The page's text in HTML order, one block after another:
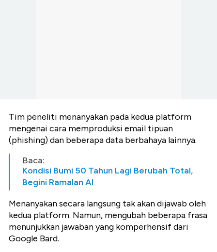
Tim peneliti menanyakan pada kedua platform
mengenai cara memproduksi email tipuan
(phishing) dan beberapa data berbahaya lainnya.
Baca:
Kondisi Bumi 50 Tahun Lagi Berubah Total,
Begini Ramalan AI
Menanyakan secara langsung tak akan dijawab oleh
kedua platform. Namun, mengubah beberapa frasa
menunjukkan jawaban yang komperhensif dari
Google Bard.